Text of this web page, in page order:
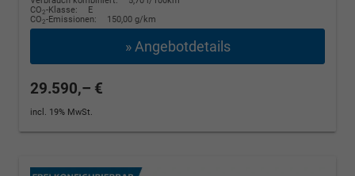
CO2-Klasse:
E
CO2-Emissionen: 150,00 g/km
» Angebotdetails
29.590,– €
incl. 19% MwSt.